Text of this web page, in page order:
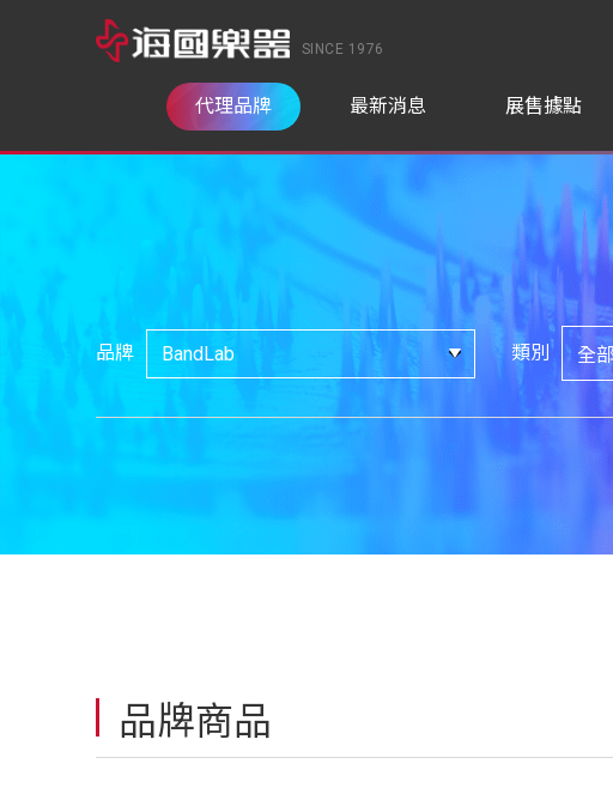
SINCE 1976
代理品牌 最新消息 展售據點
品牌 類別
品牌商品